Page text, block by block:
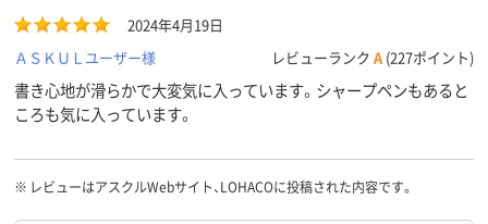
2024年4月19日
ＡＳＫＵＬユーザー様
レビューランク A (227ポイント)
書き心地が滑らかで大変気に入っています。シャープペンもあると
ころも気に入っています。
※ レビューはアスクルWebサイト、LOHACOに投稿された内容です。